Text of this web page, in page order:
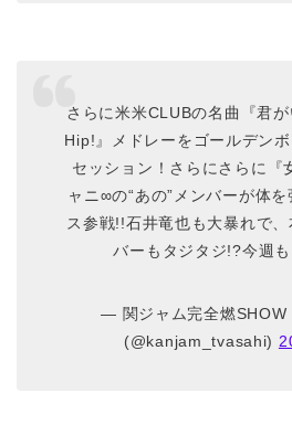
さらに米米CLUBの名曲『君
Hip!』メドレーをゴールデン
セッション！さらにさらに『
ャニ∞の“あの”メンバーが体
ス参戦!!石井竜也も大暴れで
バーもタジタジ!?今週も
— 関ジャム完全燃SHOW
(@kanjam_tvasahi)